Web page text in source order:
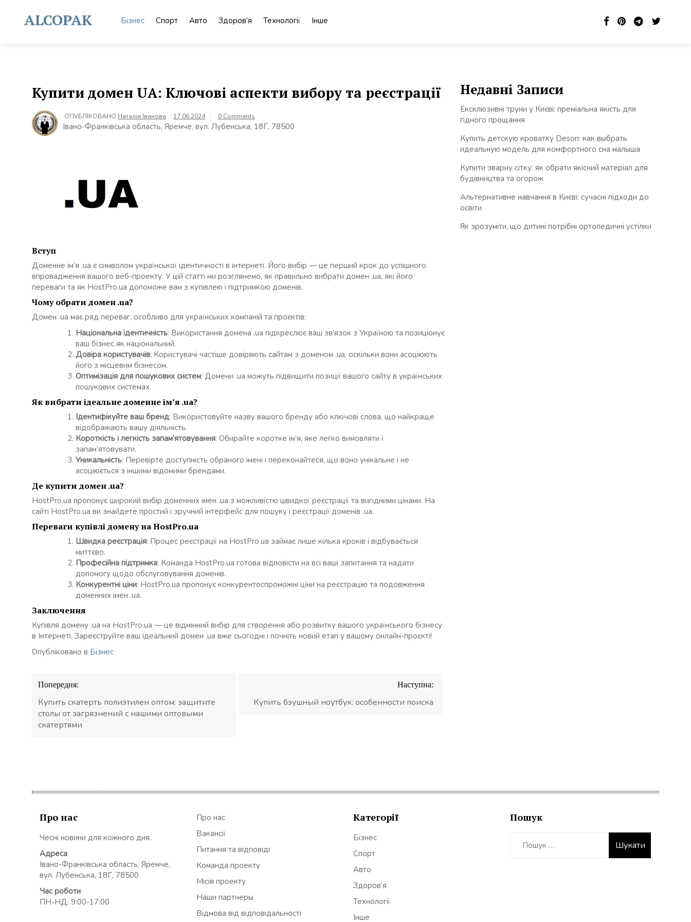
contentALCOPAK Бізнес Спорт Авто Здоров’я Технології Інше
Купити домен UA: Ключові аспекти вибору та реєстрації
ОПУБЛІКОВАНО Наталія Іванова 17.06.2024 0 Comments
Івано-Франківська область, Яремче, вул. Лубенська, 18Г, 78500
Вступ
Доменне ім’я .ua є символом української ідентичності в інтернеті. Його вибір — це перший крок до успішного
впровадження вашого веб-проекту. У цій статті ми розглянемо, як правильно вибрати домен .ua, які його
переваги та як HostPro.ua допоможе вам з купівлею і підтримкою доменів.
Чому обрати домен .ua?
Домен .ua має ряд переваг, особливо для українських компаній та проєктів:
Національна ідентичність: Використання домена .ua підкреслює ваш зв’язок з Україною та позиціонує
ваш бізнес як національний.
Довіра користувачів: Користувачі частіше довіряють сайтам з доменом .ua, оскільки вони асоціюють
його з місцевим бізнесом.
Оптимізація для пошукових систем: Домени .ua можуть підвищити позиції вашого сайту в українських
пошукових системах.
Як вибрати ідеальне доменне ім’я .ua?
Ідентифікуйте ваш бренд: Використовуйте назву вашого бренду або ключові слова, що найкраще
відображають вашу діяльність.
Короткість і легкість запам’ятовування: Обирайте коротке ім’я, яке легко вимовляти і
запам’ятовувати.
Уникальність: Перевірте доступність обраного імені і переконайтеся, що воно унікальне і не
асоціюється з іншими відомими брендами.
Де купити домен .ua?
HostPro.ua пропонує широкий вибір доменних імен .ua з можливістю швидкої реєстрації та вигідними цінами. На
сайті HostPro.ua ви знайдете простий і зручний інтерфейс для пошуку і реєстрації доменів .ua.
Переваги купівлі домену на HostPro.ua
Швидка реєстрація: Процес реєстрації на HostPro.ua займає лише кілька кроків і відбувається
миттєво.
Професійна підтримка: Команда HostPro.ua готова відповісти на всі ваші запитання та надати
допомогу щодо обслуговування доменів.
Конкурентні ціни: HostPro.ua пропонує конкурентоспроможні ціни на реєстрацію та подовження
доменних імен .ua.
Заключення
Купівля домену .ua на HostPro.ua — це відмінний вибір для створення або розвитку вашого українського бізнесу
в Інтернеті. Зареєструйте ваш ідеальний домен .ua вже сьогодні і почніть новий етап у вашому онлайн-проєкті!
Опубліковано в Бізнес
Навігація
записів
Попередня:
Купить скатерть полиэтилен оптом: защитите
столы от загрязнений с нашими оптовыми
скатертями
Наступна:
Купить бэушный ноутбук: особенности поиска
Недавні Записи
Ексклюзивні труни у Києві: преміальна якість для
гідного прощання
Купить детскую кроватку Deson: как выбрать
идеальную модель для комфортного сна малыша
Купити зварну сітку: як обрати якісний матеріал для
будівництва та огорож
Альтернативне навчання в Києві: сучасні підходи до
освіти
Як зрозуміти, що дитині потрібні ортопедичні устілки
Про нас
Чесні новини для кожного дня.
Адреса
Івано-Франківська область, Яремче,
вул. Лубенська, 18Г, 78500
Час роботи
ПН-НД: 9:00-17:00
Про нас
Вакансії
Питання та відповіді
Команда проекту
Місія проекту
Наши партнеры
Відмова від відповідальності
Категорії
Бізнес
Спорт
Авто
Здоров’я
Технології
Інше
Пошук